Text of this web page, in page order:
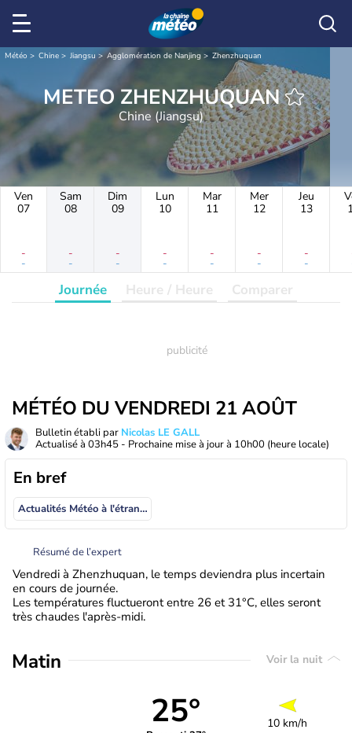
Météo Chine Jiangsu Agglomération de Nanjing Zhenzhuquan
METEO ZHENZHUQUAN
Chine (Jiangsu)
Ven
07
-
-
Sam
08
-
-
Dim
09
-
-
Lun
10
-
-
Mar
11
-
-
Mer
12
-
-
Jeu
13
-
-
Journée Heure / Heure Comparer
MÉTÉO DU VENDREDI 21 AOÛT
Bulletin établi par Nicolas LE GALL
Actualisé à 03h45 - Prochaine mise à jour à 10h00 (heure locale)
En bref
Actualités Météo à l'étranger
Résumé de l’expert
Vendredi à Zhenzhuquan, le temps deviendra plus incertain
en cours de journée.
Les températures fluctueront entre 26 et 31°C, elles seront
très chaudes l'après-midi.
Matin Voir la nuit
25° 10 km/h